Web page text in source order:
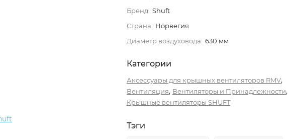
Бренд: Shuft
Страна: Норвегия
Диаметр воздуховода: 630 мм
Категории
Аксессуары для крышных вентиляторов RMV,
Вентиляция, Вентиляторы и Принадлежности,
Крышные вентиляторы SHUFT
Тэги